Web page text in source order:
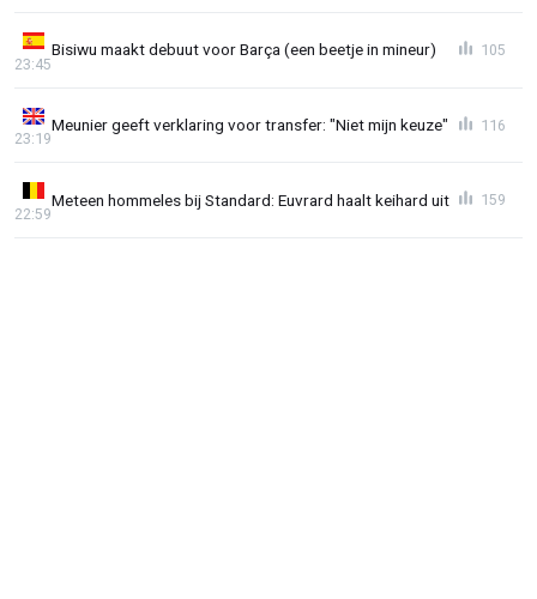
Bisiwu maakt debuut voor Barça (een beetje in mineur)
23:45
105
Meunier geeft verklaring voor transfer: "Niet mijn keuze"
23:19
116
Meteen hommeles bij Standard: Euvrard haalt keihard uit
22:59
159